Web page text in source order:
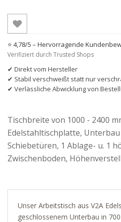
⭐ 4,78/5 – Hervorragende
Verifiziert durch Trusted Shops
✔ Direkt vom Hersteller
✔ Stabil verschweißt statt nur
✔ Verlässliche Abwicklung von
Tischbreite von 1000 - 2400
Edelstahltischplatte,
Schiebetüren, 1 Ablage- u. 1
Zwischenboden,
Unser Arbeitstisch aus V2A
geschlossenem Unterbau in